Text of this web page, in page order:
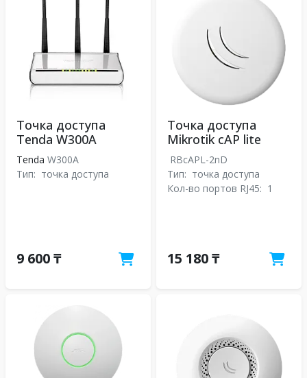
Точка доступа
Tenda W300A
Tenda W300A
Тип: точка доступа
9 600 ₸
Точка доступа
Mikrotik cAP lite
RBcAPL-2nD
Тип: точка доступа
Кол-во портов RJ45: 1
15 180 ₸